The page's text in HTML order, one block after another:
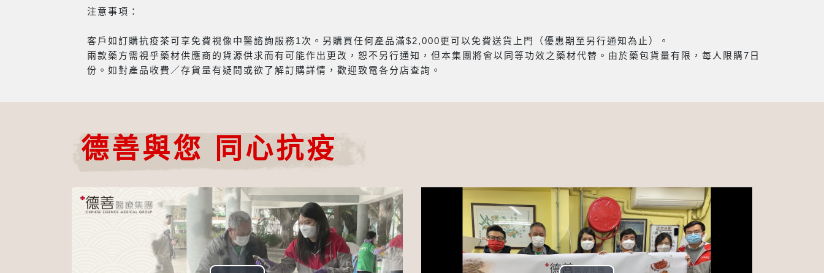
注意事項：
客戶如訂購抗疫茶可享免費視像中醫諮詢服務1次。另購買任何產品滿$2,000更可以免費送貨上門（優惠期至另行通知為止）。
兩款藥方需視乎藥材供應商的貨源供求而有可能作出更改，恕不另行通知，但本集團將會以同等功效之藥材代替。由於藥包貨量有限，每人限購7日
份。如對產品收費／存貨量有疑問或欲了解訂購詳情，歡迎致電各分店查詢。
德善與您 同心抗疫